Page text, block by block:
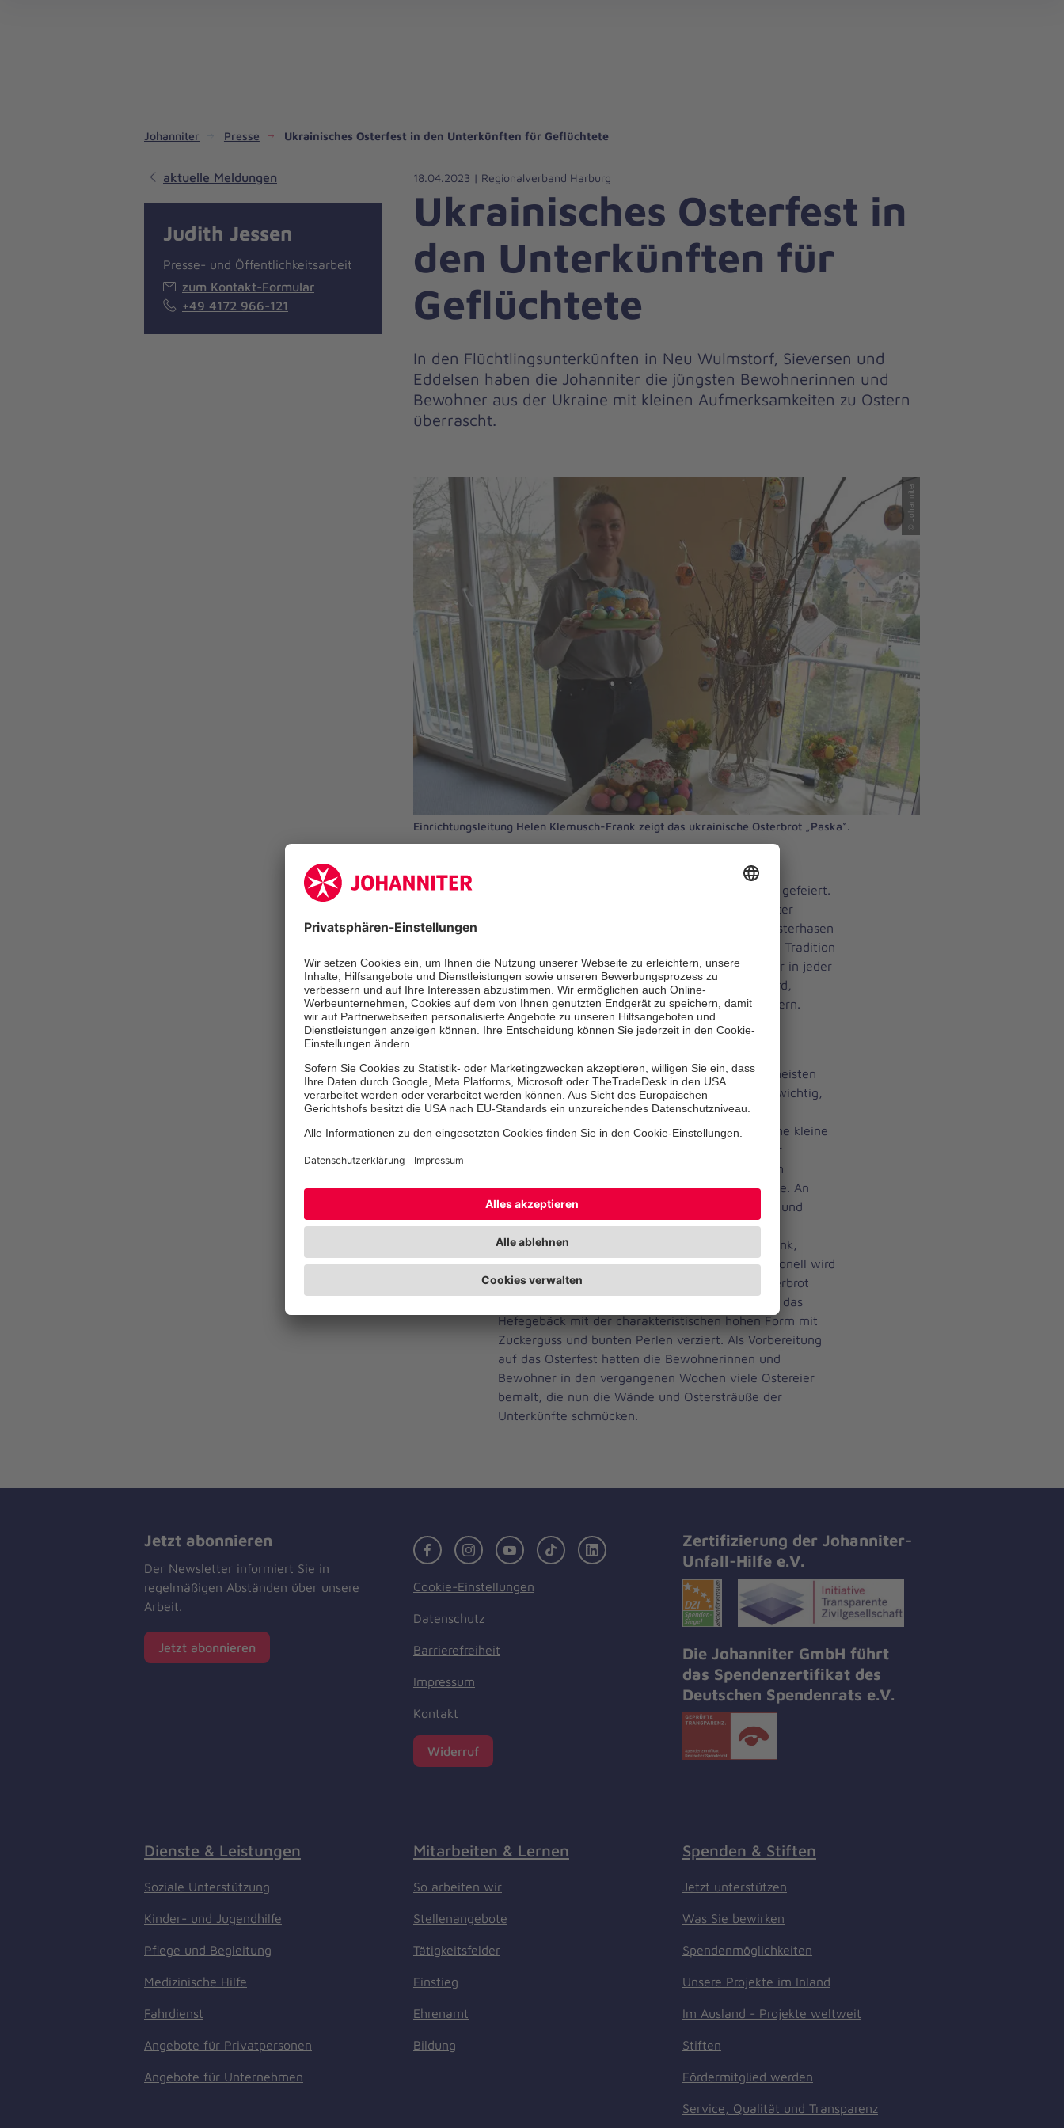
Johanniter Presse Ukrainisches Osterfest in den Unterkünften für Geflüchtete
18.04.2023 | Regionalverband Harburg
Ukrainisches Osterfest in
den Unterkünften für
Geflüchtete
In den Flüchtlingsunterkünften in Neu Wulmstorf, Sieversen und
Eddelsen haben die Johanniter die jüngsten Bewohnerinnen und
Bewohner aus der Ukraine mit kleinen Aufmerksamkeiten zu Ostern
überrascht.
© Johanniter
Einrichtungsleitung Helen Klemusch-Frank zeigt das ukrainische Osterbrot „Paska“.
In der Ukraine wird Ostern eine Woche nach uns gefeiert.
Jedes Kind in den drei Unterkünften der Johanniter
bekam eine kleine Tüte mit einem Schokoladenosterhasen
und Schokoladeneiern. „Und da es in der Ukraine Tradition
ist, bunte hart gekochte Eier zu verschenken, war in jeder
Tüte auch ein Ei enthalten“, sagt Markus Burghard,
Koordinator der Flüchtlingshilfe bei den Johannitern.
Ostern ist ein Fest der Familie
Der Besuch des Ostergottesdienstes ist für die meisten
Ukrainerinnen und Ukrainer an diesem Feiertag wichtig,
so dass die Mitarbeitenden der Johanniter in den
Unterkünften in Neu Wulmstorf und Eddelsen eine kleine
Andacht organisierten, bei der ukrainische Lieder
gesungen und die Ostergeschichte auf Ukrainisch
vorgelesen wurde. „Ostern ist ein Fest der Familie. An
solchen Tagen vermissen unsere Bewohnerinnen und
Bewohner ihre Angehörigen, die sie zurücklassen
mussten, schmerzlich“, sagt Helen Klemusch-Frank,
Leitung der Unterkunft in Neu Wulmstorf. Traditionell wird
an Ostern das selbst gebackene ukrainische Osterbrot
„Paska“ gegessen. Mit viel Liebe zum Detail wird das
Hefegebäck mit der charakteristischen hohen Form mit
Zuckerguss und bunten Perlen verziert. Als Vorbereitung
auf das Osterfest hatten die Bewohnerinnen und
Bewohner in den vergangenen Wochen viele Ostereier
bemalt, die nun die Wände und Ostersträuße der
Unterkünfte schmücken.
aktuelle Meldungen
Judith Jessen
Presse- und Öffentlichkeitsarbeit
zum Kontakt-Formular
+49 4172 966-121
Jetzt abonnieren
Der Newsletter informiert Sie in
regelmäßigen Abständen über unsere
Arbeit.
Jetzt abonnieren
FacebookInstagramYoutubeTikTok LinkedIn
Cookie-Einstellungen
Datenschutz
Barrierefreiheit
Impressum
Kontakt
Widerruf
Zertifizierung der Johanniter-
Unfall-Hilfe e.V.
Die Johanniter GmbH führt
das Spendenzertifikat des
Deutschen Spendenrats e.V.
Dienste & Leistungen
Soziale Unterstützung
Kinder- und Jugendhilfe
Pflege und Begleitung
Medizinische Hilfe
Fahrdienst
Angebote für Privatpersonen
Angebote für Unternehmen
Mitarbeiten & Lernen
So arbeiten wir
Stellenangebote
Tätigkeitsfelder
Einstieg
Ehrenamt
Bildung
Spenden & Stiften
Jetzt unterstützen
Was Sie bewirken
Spendenmöglichkeiten
Unsere Projekte im Inland
Im Ausland - Projekte weltweit
Stiften
Fördermitglied werden
Service, Qualität und Transparenz